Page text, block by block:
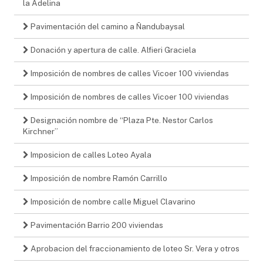
la Adelina
Pavimentación del camino a Ñandubaysal
Donación y apertura de calle. Alfieri Graciela
Imposición de nombres de calles Vicoer 100 viviendas
Imposición de nombres de calles Vicoer 100 viviendas
Designación nombre de “Plaza Pte. Nestor Carlos
Kirchner”
Imposicion de calles Loteo Ayala
Imposición de nombre Ramón Carrillo
Imposición de nombre calle Miguel Clavarino
Pavimentación Barrio 200 viviendas
Aprobacion del fraccionamiento de loteo Sr. Vera y otros